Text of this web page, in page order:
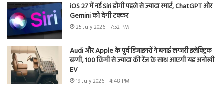
iOS 27 में नई Siri होगी पहले से ज्यादा स्मार्ट, ChatGPT और
Gemini को देगी टक्कर
25 July 2026 - 7:52 PM
Audi और Apple के पूर्व डिजाइनरों ने बनाई लग्जरी इलेक्ट्रिक
बग्गी, 100 किमी से ज्यादा की रेंज के साथ आएगी यह अनोखी
EV
19 July 2026 - 4:48 PM